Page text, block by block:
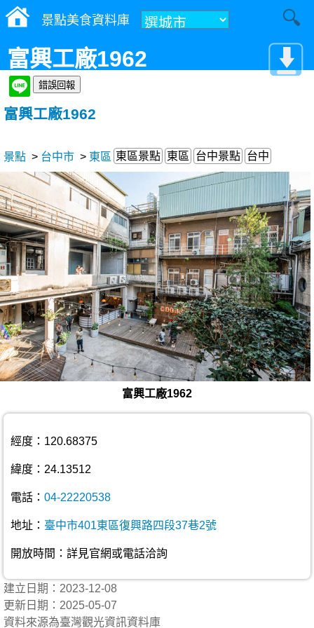
景點美食資料庫
富興工廠1962
富興工廠1962
景點 > 台中市 > 東區 東區景點 東區 台中景點 台中
富興工廠1962
經度：120.68375
緯度：24.13512
電話： 04-22220538
地址： 臺中市401東區復興路四段37巷2號
開放時間：詳見官網或電話洽詢
建立日期：2023-12-08
更新日期：2025-05-07
資料來源為臺灣觀光資訊資料庫